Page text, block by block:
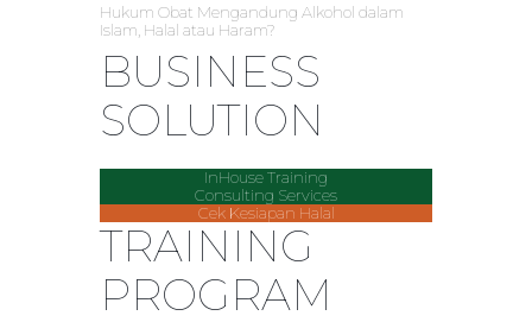
Hukum Obat Mengandung Alkohol dalam
Islam, Halal atau Haram?
BUSINESS
SOLUTION
InHouse Training
Consulting Services
Cek Kesiapan Halal
TRAINING
PROGRAM